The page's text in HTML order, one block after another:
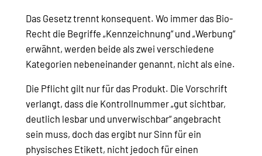
Das Gesetz trennt konsequent. Wo immer das Bio-
Recht die Begriffe „Kennzeichnung“ und „Werbung“
erwähnt, werden beide als zwei verschiedene
Kategorien nebeneinander genannt, nicht als eine.
Die Pflicht gilt nur für das Produkt. Die Vorschrift
verlangt, dass die Kontrollnummer „gut sichtbar,
deutlich lesbar und unverwischbar“ angebracht
sein muss, doch das ergibt nur Sinn für ein
physisches Etikett, nicht jedoch für einen